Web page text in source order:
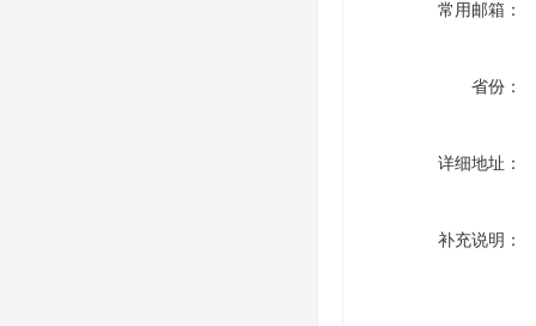
常用邮箱：
省份：
详细地址：
补充说明：